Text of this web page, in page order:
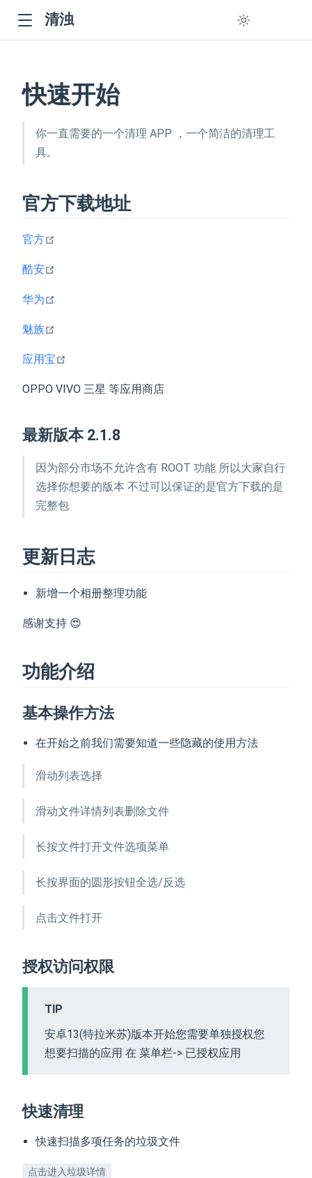
清浊
快速开始
你一直需要的一个清理 APP ，一个简洁的清理工
具。
官方下载地址
官方
酷安
华为
魅族
应用宝
OPPO VIVO 三星 等应用商店
最新版本 2.1.8
因为部分市场不允许含有 ROOT 功能 所以大家自行
选择你想要的版本 不过可以保证的是官方下载的是
完整包
更新日志
新增一个相册整理功能
感谢支持 😍
功能介绍
基本操作方法
在开始之前我们需要知道一些隐藏的使用方法
滑动列表选择
滑动文件详情列表删除文件
长按文件打开文件选项菜单
长按界面的圆形按钮全选/反选
点击文件打开
授权访问权限
TIP
安卓13(特拉米苏)版本开始您需要单独授权您
想要扫描的应用 在 菜单栏-> 已授权应用
快速清理
快速扫描多项任务的垃圾文件
点击进入垃圾详情